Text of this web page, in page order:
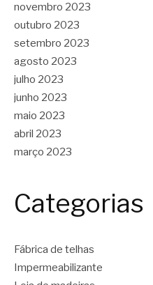
novembro 2023
outubro 2023
setembro 2023
agosto 2023
julho 2023
junho 2023
maio 2023
abril 2023
março 2023
Categorias
Fábrica de telhas
Impermeabilizante